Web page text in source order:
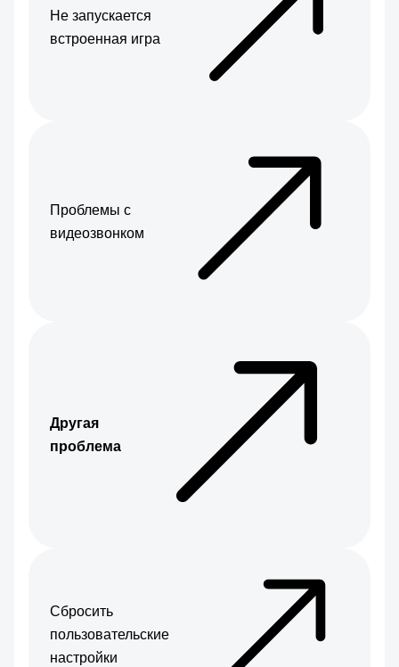
Не запускается
встроенная игра
Проблемы с
видеозвонком
Другая
проблема
Сбросить
пользовательские
настройки